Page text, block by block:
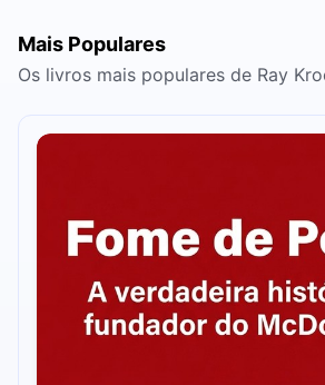
Mais Populares
Os livros mais populares de Ray